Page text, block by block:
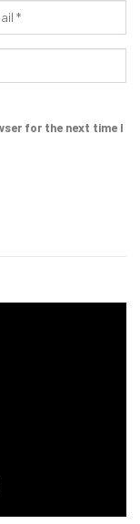
for the next time I